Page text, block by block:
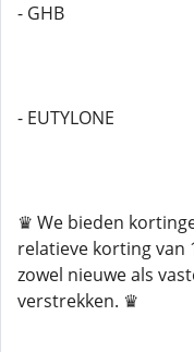
- GHB
- EUTYLONE
♛ We bieden
relatieve korting van
zowel nieuwe als
verstrekken. ♛